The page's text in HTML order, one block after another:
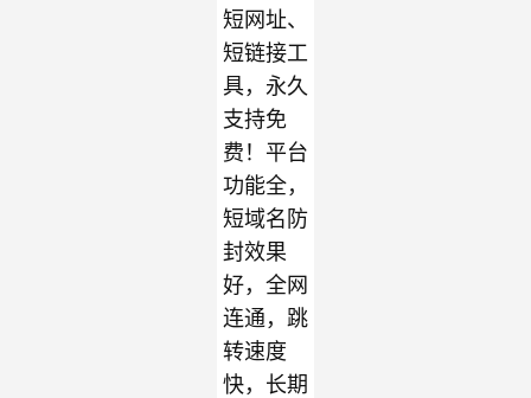
短网址、
短链接工
具，永久
支持免
费！平台
功能全，
短域名防
封效果
好，全网
连通，跳
转速度
快，长期